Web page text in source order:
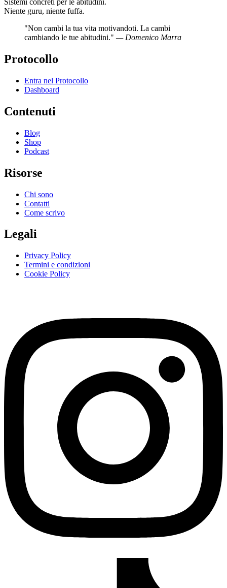
Sistemi concreti per le abitudini.
Niente guru, niente fuffa.
"Non cambi la tua vita motivandoti. La cambi
cambiando le tue abitudini." — Domenico Marra
Protocollo
Entra nel Protocollo
Dashboard
Contenuti
Blog
Shop
Podcast
Risorse
Chi sono
Contatti
Come scrivo
Legali
Privacy Policy
Termini e condizioni
Cookie Policy